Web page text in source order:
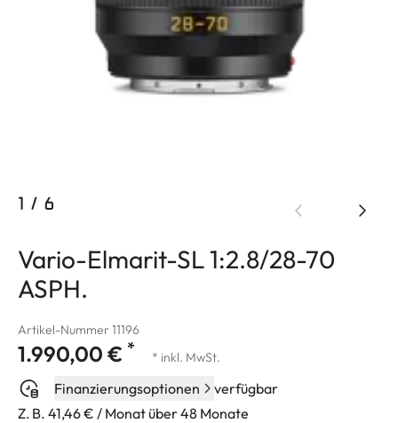
1 / 6
Vario-Elmarit-SL 1:2.8/28-70
ASPH.
Artikel-Nummer 11196
1.990,00 € * * inkl. MwSt.
Finanzierungsoptionen
verfügbar
Z. B. 41,46 € / Monat über 48 Monate